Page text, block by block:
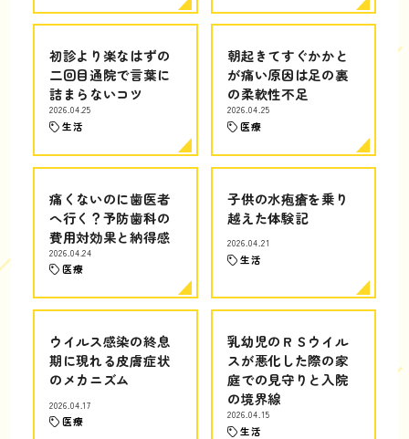
初診より楽なはずの
二回目通院で言葉に
詰まらないコツ
2026.04.25
生活
朝起きてすぐかかと
が痛い原因は足の裏
の柔軟性不足
2026.04.25
医療
痛くないのに歯医者
へ行く？予防歯科の
費用対効果と納得感
2026.04.24
医療
子供の水疱瘡を乗り
越えた体験記
2026.04.21
生活
ウイルス感染の終息
期に現れる皮膚症状
のメカニズム
2026.04.17
医療
乳幼児のＲＳウイル
スが悪化した際の家
庭での見守りと入院
の境界線
2026.04.15
生活